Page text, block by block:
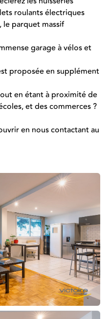
roulants électriques
le parquet massif
garage à vélos et
proposée en supplément
en étant à proximité de
et des commerces ?
en nous contactant au